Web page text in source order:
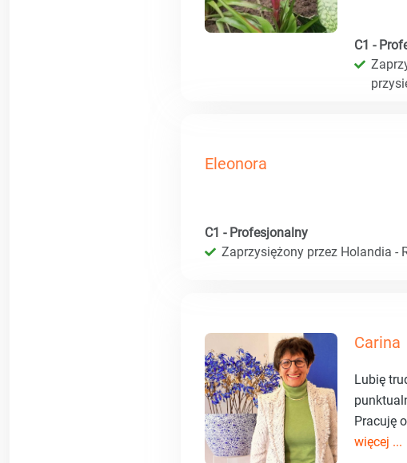
C1 -
Eleonora
C1 - Profesjonalny
Zaprzysiężony przez Holandia -
Carina
Lubię
Pracuję
więcej ...